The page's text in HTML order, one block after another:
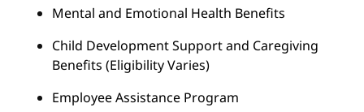
Mental and Emotional Health Benefits
Child Development Support and Caregiving
Benefits (Eligibility Varies)
Employee Assistance Program